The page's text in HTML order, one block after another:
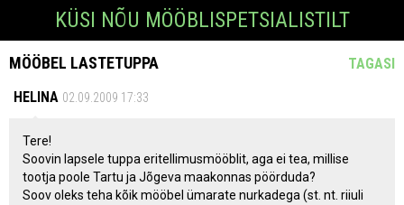
KÜSI NÕU MÖÖBLISPETSIALISTILT
MÖÖBEL LASTETUPPA
TAGASI
HELINA 02.09.2009 17:33
Tere!
Soovin lapsele tuppa eritellimusmööblit, aga ei tea, millise
tootja poole Tartu ja Jõgeva maakonnas pöörduda?
Soov oleks teha kõik mööbel ümarate nurkadega (st. nt. riiuli